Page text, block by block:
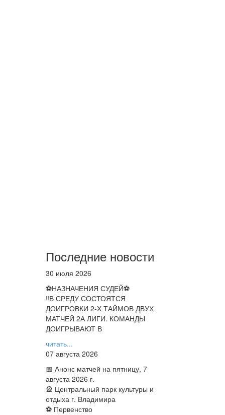
Последние новости
30 июля 2026
⚽НАЗНАЧЕНИЯ СУДЕЙ⚽
‼В СРЕДУ СОСТОЯТСЯ
ДОИГРОВКИ 2-Х ТАЙМОВ ДВУХ
МАТЧЕЙ 2А ЛИГИ. КОМАНДЫ
ДОИГРЫВАЮТ В
читать...
07 августа 2026
📅 Анонс матчей на пятницу, 7
августа 2026 г.
🎡 Центральный парк культуры и
отдыха г. Владимира
⚽ Первенство